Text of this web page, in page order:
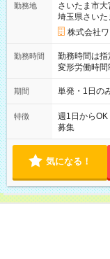
勤務地
さいたま市大
埼玉県さいた
株式会社
勤務時間
勤務時間は指
変形労働時間制 想定
～21：00
期間 単発・1日の
特徴
週1日からOK
募集
気になる！